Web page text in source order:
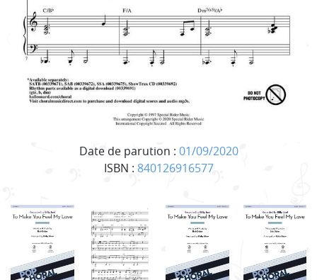
Date de parution : 01/09/2020
ISBN : 840126916577